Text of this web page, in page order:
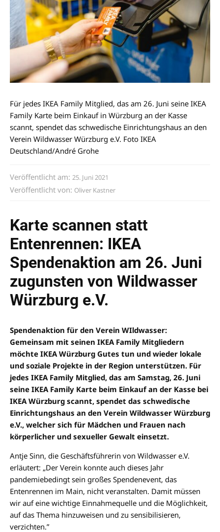
Für jedes IKEA Family Mitglied, das am 26. Juni seine IKEA
Family Karte beim Einkauf in Würzburg an der Kasse
scannt, spendet das schwedische Einrichtungshaus an den
Verein Wildwasser Würzburg e.V. Foto IKEA
Deutschland/André Grohe
Veröffentlicht am: 25. Juni 2021
Veröffentlicht von: Oliver Kastner
Karte scannen statt
Entenrennen: IKEA
Spendenaktion am 26. Juni
zugunsten von Wildwasser
Würzburg e.V.
Spendenaktion für den Verein WIldwasser:
Gemeinsam mit seinen IKEA Family Mitgliedern
möchte IKEA Würzburg Gutes tun und wieder lokale
und soziale Projekte in der Region unterstützen. Für
jedes IKEA Family Mitglied, das am Samstag, 26. Juni
seine IKEA Family Karte beim Einkauf an der Kasse bei
IKEA Würzburg scannt, spendet das schwedische
Einrichtungshaus an den Verein Wildwasser Würzburg
e.V., welcher sich für Mädchen und Frauen nach
körperlicher und sexueller Gewalt einsetzt.
Antje Sinn, die Geschäftsführerin von Wildwasser e.V.
erläutert: „Der Verein konnte auch dieses Jahr
pandemiebedingt sein großes Spendenevent, das
Entenrennen im Main, nicht veranstalten. Damit müssen
wir auf eine wichtige Einnahmequelle und die Möglichkeit,
auf das Thema hinzuweisen und zu sensibilisieren,
verzichten.”